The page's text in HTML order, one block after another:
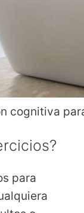
cognitiva
para